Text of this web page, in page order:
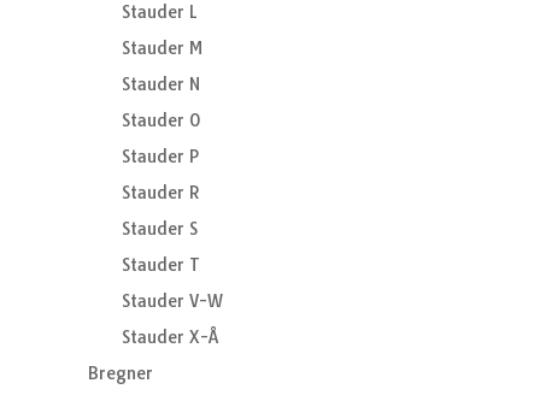
Stauder L
Stauder M
Stauder N
Stauder O
Stauder P
Stauder R
Stauder S
Stauder T
Stauder V-W
Stauder X-Å
Bregner